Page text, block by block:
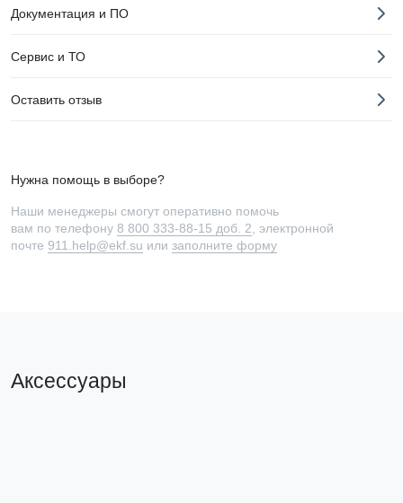
Документация и ПО
Сервис и ТО
Оставить отзыв
Нужна помощь в выборе?
Наши менеджеры смогут оперативно помочь
вам по телефону 8 800 333-88-15 доб. 2 , электронной
почте 911.help@ekf.su или заполните форму
Аксессуары